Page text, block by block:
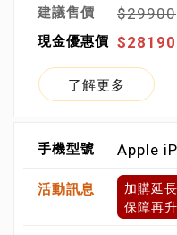
$29900
$28190
了解更多
Apple
加購延
保障再